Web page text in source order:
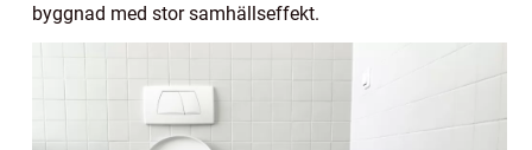
byggnad med stor samhällseffekt.